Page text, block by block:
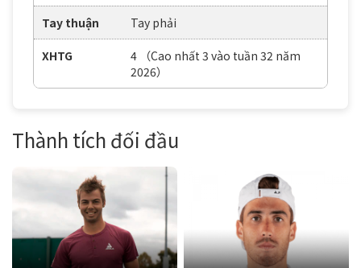
Tay thuận Tay phải
XHTG
4 （Cao nhất 3 vào tuần 32 năm
2026）
Thành tích đối đầu